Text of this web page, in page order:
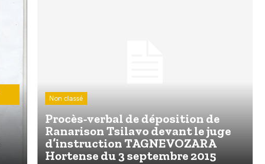
Non classé
Procès-verbal de déposition de
Ranarison Tsilavo devant le juge
d’instruction TAGNEVOZARA
Hortense du 3 septembre 2015